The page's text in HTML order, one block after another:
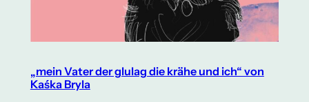
„mein Vater der glulag die krähe und ich“ von
Kaśka Bryla